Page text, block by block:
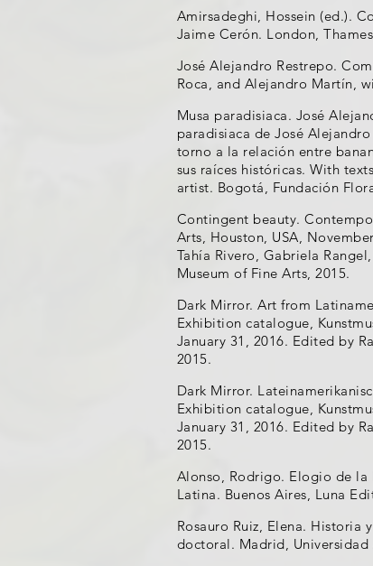
Amirsadeghi, Hossein (ed.).
Jaime Cerón. London,
José Alejandro Restrepo.
Roca, and Alejandro Martín,
Musa paradisiaca. José
paradisiaca de José
torno a la relación entre
sus raíces históricas. With
artist. Bogotá, Fundación
Contingent beauty.
Arts, Houston, USA,
Tahía Rivero, Gabriela
Museum of Fine Arts, 2015.
Dark Mirror. Art from
Exhibition catalogue,
January 31, 2016. Edited by
2015.
Dark Mirror.
Exhibition catalogue,
January 31, 2016. Edited by
2015.
Alonso, Rodrigo. Elogio de la
Latina. Buenos Aires, Luna
Rosauro Ruiz, Elena. Historia
doctoral. Madrid, Universidad